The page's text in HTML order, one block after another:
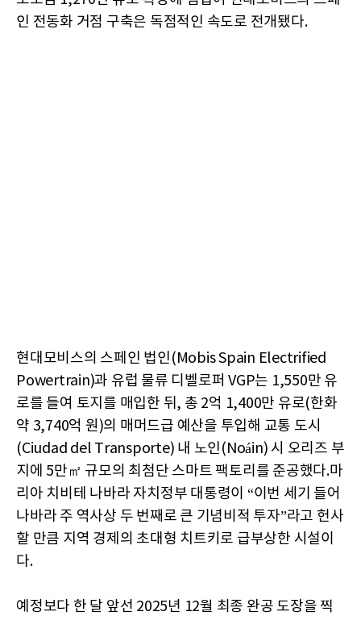
인 전동화 거점 구축은 독점적인 속도로 전개됐다.
현대모비스의 스페인 법인(Mobis Spain Electrified
Powertrain)과 유럽 물류 디벨로퍼 VGP는 1,550만 유
로를 들여 토지를 매입한 뒤, 총 2억 1,400만 유로(한화
약 3,740억 원)의 매머드급 예산을 투입해 교통 도시
(Ciudad del Transporte) 내 노인(Noáin) 시 오리즈 부
지에 5만㎡ 규모의 최첨단 스마트 팩토리를 준공했다.마
리아 치비테 나바라 자치정부 대통령이 “이번 세기 들어
나바라 주 역사상 두 번째로 큰 기념비적 투자”라고 헌사
할 만큼 지역 경제의 초대형 치트키로 급부상한 시설이
다.
예정보다 한 달 앞선 2025년 12월 최종 완공 도장을 찍